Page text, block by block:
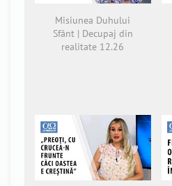
Misiunea Duhului
Sfânt | Decupaj din
realitate 12.26